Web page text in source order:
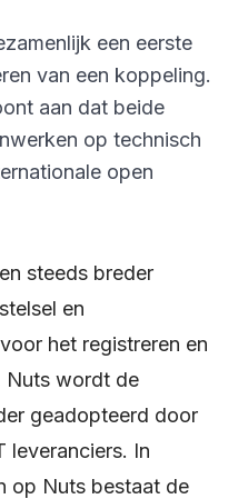
een eerste
van een koppeling.
aan dat beide
op technisch
open
steeds breder
en
het registreren en
Nuts wordt de
geadopteerd door
leveranciers. In
op Nuts bestaat de